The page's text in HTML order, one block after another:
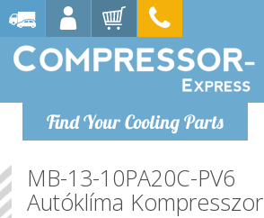
Find Your Cooling Parts
MB-13-10PA20C-PV6
Autóklíma Kompresszor